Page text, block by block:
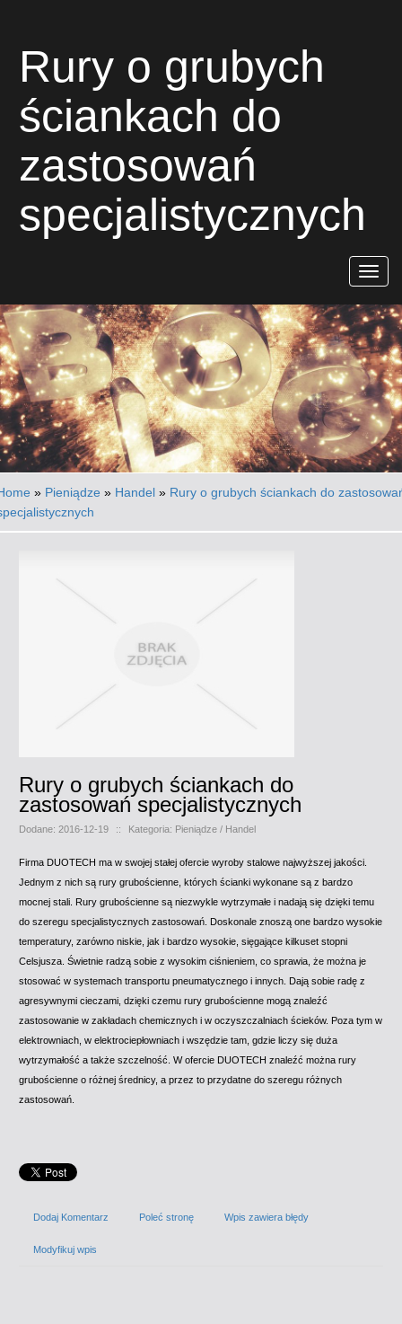
Rury o grubych
ściankach do
zastosowań
specjalistycznych
Rozwiń
» Pieniądze » Handel » Rury o grubych ściankach do
Rury o grubych ściankach do
zastosowań specjalistycznych
Dodane: 2016-12-19 :: Kategoria: Pieniądze / Handel
Firma DUOTECH ma w swojej stałej ofercie wyroby stalowe najwyższej jakości.
Jednym z nich są rury grubościenne, których ścianki wykonane są z bardzo
mocnej stali. Rury grubościenne są niezwykle wytrzymałe i nadają się dzięki temu
do szeregu specjalistycznych zastosowań. Doskonale znoszą one bardzo wysokie
temperatury, zarówno niskie, jak i bardzo wysokie, sięgające kilkuset stopni
Celsjusza. Świetnie radzą sobie z wysokim ciśnieniem, co sprawia, że można je
stosować w systemach transportu pneumatycznego i innych. Dają sobie radę z
agresywnymi cieczami, dzięki czemu rury grubościenne mogą znaleźć
zastosowanie w zakładach chemicznych i w oczyszczalniach ścieków. Poza tym w
elektrowniach, w elektrociepłowniach i wszędzie tam, gdzie liczy się duża
wytrzymałość a także szczelność. W ofercie DUOTECH znaleźć można rury
grubościenne o różnej średnicy, a przez to przydatne do szeregu różnych
zastosowań.
Dodaj Komentarz Poleć stronę Wpis zawiera błędy
Modyfikuj wpis